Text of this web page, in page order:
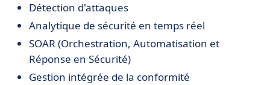
Détection d'attaques
Analytique de sécurité en temps réel
SOAR (Orchestration, Automatisation et
Réponse en Sécurité)
Gestion intégrée de la conformité